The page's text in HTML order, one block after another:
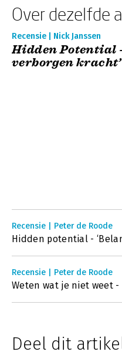
Over dezelfde
Recensie | Nick Janssen
Hidden Potential
verborgen kracht’
Recensie | Peter de Roode
Hidden potential -
Recensie | Peter de Roode
Weten wat je niet weet
Deel dit